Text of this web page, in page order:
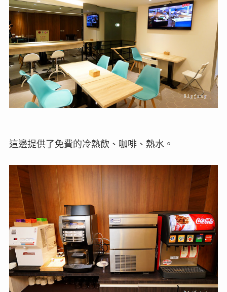
這邊提供了免費的冷熱飲、咖啡、熱水。